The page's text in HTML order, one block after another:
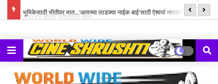
भूमिकेसाठी भीतीवर मात…‘आमच्या लाडक्या नाईक बाई'साठी ऐश्वर्या नारकर यांनी पुन्हा